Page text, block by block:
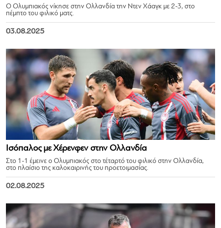
Ο Ολυμπιακός νίκησε στην Ολλανδία την Ντεν Χάαγκ με 2-3, στο
πέμπτο του φιλικό ματς.
03.08.2025
Ισόπαλος με Χέρενφεν στην Ολλανδία
Στο 1-1 έμεινε ο Ολυμπιακός στο τέταρτό του φιλικό στην Ολλανδία,
στο πλαίσιο της καλοκαιρινής του προετοιμασίας.
02.08.2025